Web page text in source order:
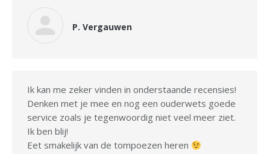
P. Vergauwen
Ik kan me zeker vinden in onderstaande recensies!
Denken met je mee en nog een ouderwets goede
service zoals je tegenwoordig niet veel meer ziet.
Ik ben blij!
Eet smakelijk van de tompoezen heren